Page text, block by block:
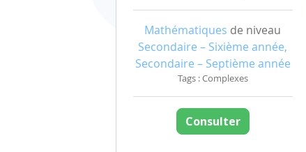
Mathématiques de niveau
Secondaire – Sixième année,
Secondaire – Septième année
Tags : Complexes
Consulter